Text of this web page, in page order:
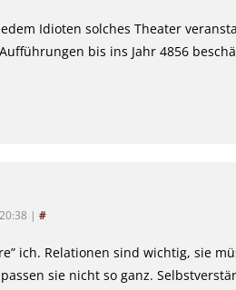
Idioten solches Theater
bis ins Jahr 4856
| #
ich. Relationen sind wichtig, sie
sie nicht so ganz.